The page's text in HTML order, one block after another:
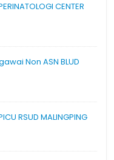
CENTER
Non ASN BLUD
RSUD MALINGPING